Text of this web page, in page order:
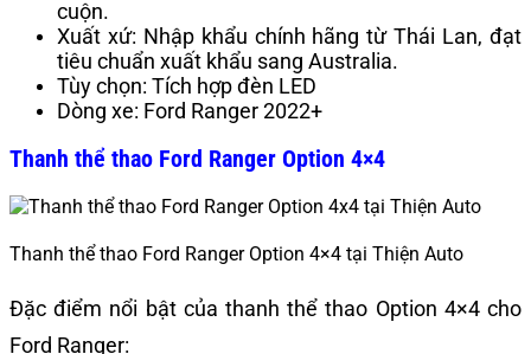
cuộn.
Xuất xứ: Nhập khẩu chính hãng từ Thái Lan, đạt
tiêu chuẩn xuất khẩu sang Australia.
Tùy chọn: Tích hợp đèn LED
Dòng xe: Ford Ranger 2022+
Thanh thể thao Ford Ranger Option 4×4
Thanh thể thao Ford Ranger Option 4×4 tại Thiện Auto
Đặc điểm nổi bật của thanh thể thao Option 4×4 cho
Ford Ranger: